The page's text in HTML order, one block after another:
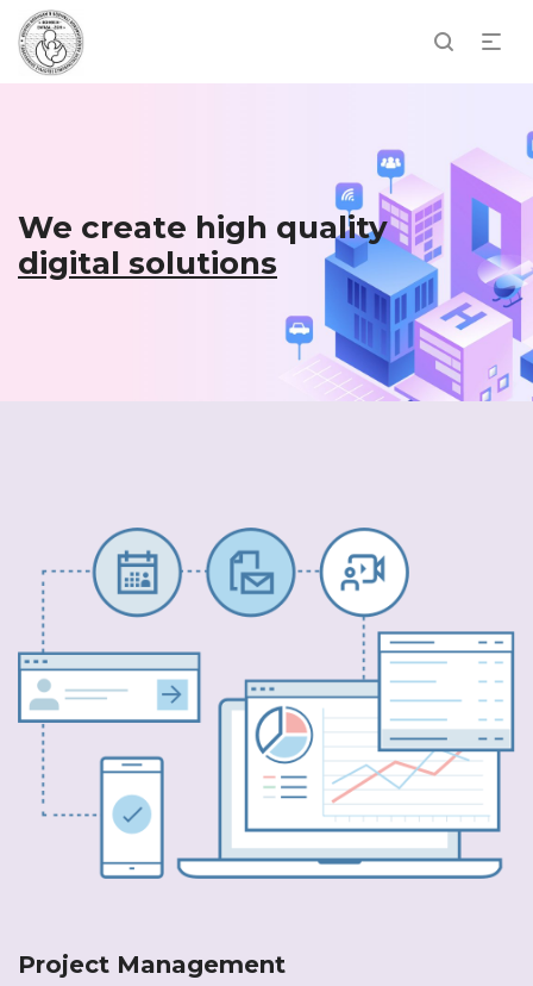
We create high quality
digital solutions
Project Management